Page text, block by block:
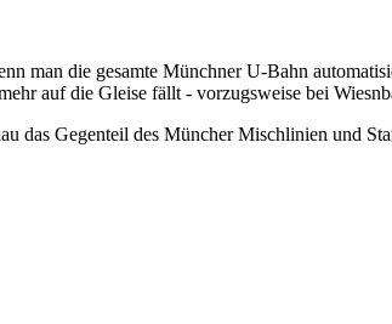
man die gesamte Münchner U-Bahn
auf die Gleise fällt - vorzugsweise bei
das Gegenteil des Müncher Mischlinien und